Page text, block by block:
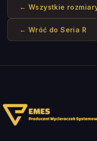
← Wszystkie
← Wróć doSeria R